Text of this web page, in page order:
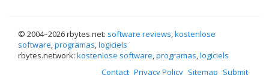
© 2004–2026 rbytes.net: software reviews,kostenlose
software,programas,logiciels
rbytes.network: kostenlose software,programas,logiciels
Contact Privacy Policy Sitemap Submit